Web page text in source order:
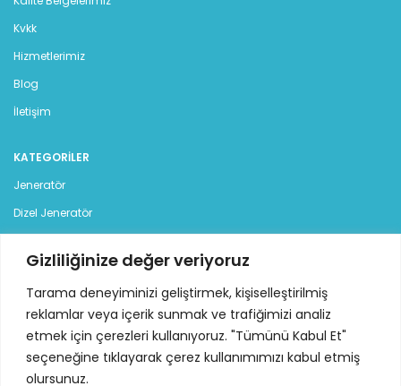
Gizliliğinize değer veriyoruz
Tarama deneyiminizi geliştirmek, kişiselleştirilmiş
reklamlar veya içerik sunmak ve trafiğimizi analiz
etmek için çerezleri kullanıyoruz. "Tümünü Kabul Et"
seçeneğine tıklayarak çerez kullanımımızı kabul etmiş
olursunuz.
Kvkk
Hizmetlerimiz
Blog
İletişim
KATEGORILER
Jeneratör
Dizel Jeneratör
Kiralık Jeneratör
İLETİŞİM
İstanbul Deri Organize Sanayi Bölgesi, Sama Cad. (12 Yol),
No:7 34957 Tuzla - İstanbul